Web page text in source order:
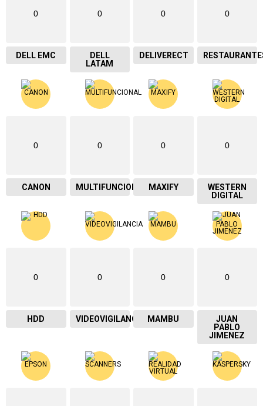
0
DELL EMC
0
DELL
LATAM
0
DELIVERECT
0
0
CANON
0
MULTIFUNCIONAL
0
MAXIFY
0
WESTERN
DIGITAL
0
HDD
0
VIDEOVIGILANCIA
0
MAMBU
0
JUAN
PABLO
JIMENEZ